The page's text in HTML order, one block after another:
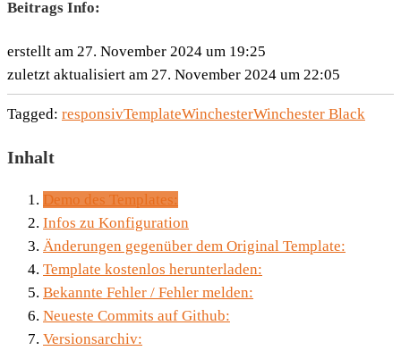
Beitrags Info:
erstellt am 27. November 2024 um 19:25
zuletzt aktualisiert am 27. November 2024 um 22:05
Tagged: responsivTemplateWinchesterWinchester Black
Inhalt
Demo des Templates:
Infos zu Konfiguration
Änderungen gegenüber dem Original Template:
Template kostenlos herunterladen:
Bekannte Fehler / Fehler melden:
Neueste Commits auf Github:
Versionsarchiv: